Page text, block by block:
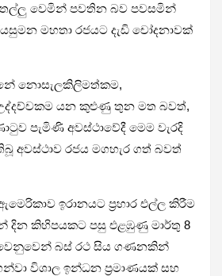
වෙමින් පවතින බව පවසමින්
මහතා රජයට දැඩි චෝදනාවක්
නොසැලකිලිමත්කම,
යන කුළුණු තුන මත බවත්,
පැමිණි අවස්ථාවේදී මෙම වැරදි
අවස්ථාව රජය මගහැර ගත් බවත්
ඉරානයට ප්‍රහාර එල්ල කිරීම
දින කිහිපයකට පසු එළඹුණු මාර්තු 8
වෙනුවෙන් බස් රථ සිය ගණනකින්
විශාල ඉන්ධන ප්‍රමාණයක් සහ